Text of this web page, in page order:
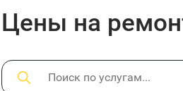
Цены на